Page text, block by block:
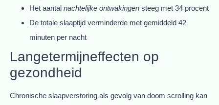
Het aantal nachtelijke ontwakingen steeg met 34 procent
De totale slaaptijd verminderde met gemiddeld 42
minuten per nacht
Langetermijneffecten op
gezondheid
Chronische slaapverstoring als gevolg van doom scrolling kan